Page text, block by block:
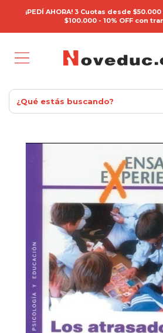
¡PEDÍ AHORA! 3 Cuotas desde
$100.000 - 10% OFF con